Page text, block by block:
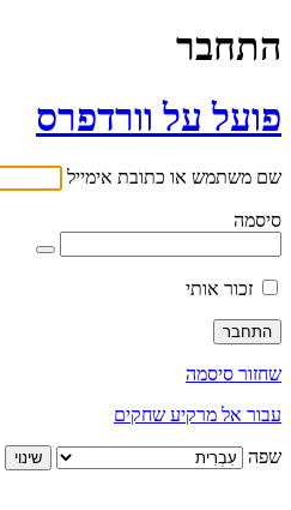
התחבר
פועל על וורדפרס
שם משתמש או כתובת אימייל
סיסמה
זכור אותי
שחזור סיסמה
עבור אל מרקיע שחקים
שפה